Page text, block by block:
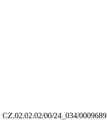
00/24_034/0009689